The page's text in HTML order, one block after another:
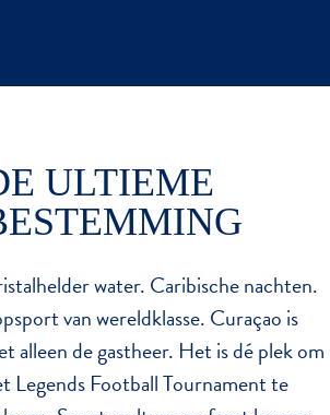
ULTIEME
water. Caribische nachten.
van wereldklasse. Curaçao is
alleen de gastheer. Het is dé plek om
Legends Football Tournament te